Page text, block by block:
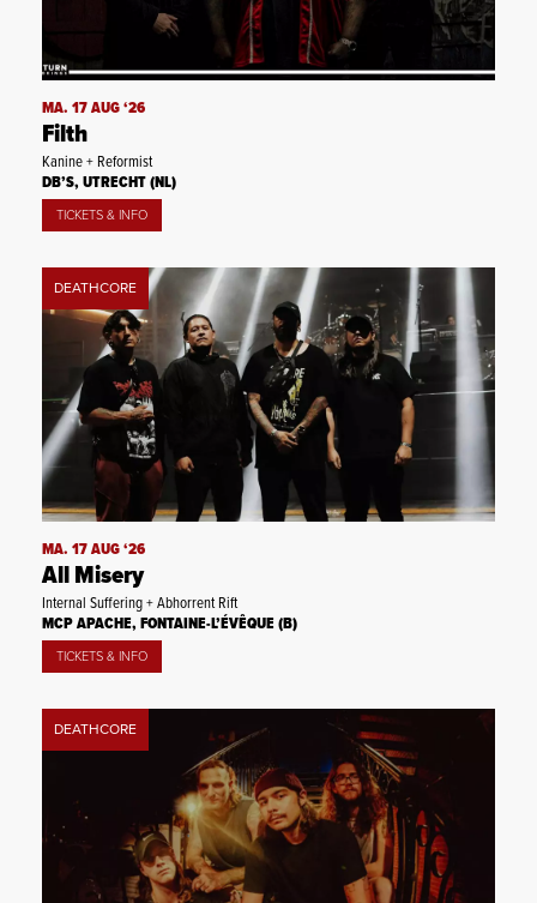
MA. 17 AUG ‘26
Filth
Kanine + Reformist
DB’S, UTRECHT (NL)
TICKETS & INFO
DEATHCORE
MA. 17 AUG ‘26
All Misery
Internal Suffering + Abhorrent Rift
MCP APACHE, FONTAINE-L’ÉVÊQUE (B)
TICKETS & INFO
DEATHCORE